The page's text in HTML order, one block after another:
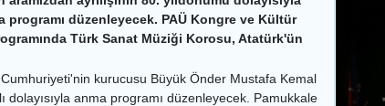
düzenleyecek. PAÜ Kongre ve Kültür
Türk Sanat Müziği Korosu, Atatürk'ün
kurucusu Büyük Önder Mustafa Kemal
dolayısıyla anma programı düzenleyecek. Pamukkale